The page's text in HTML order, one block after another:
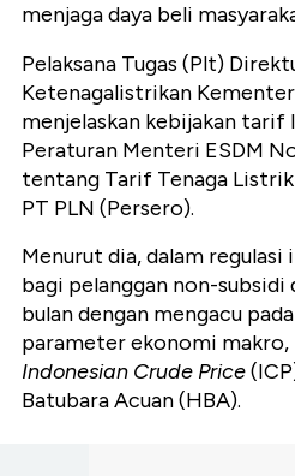
menjaga daya beli
Pelaksana Tugas (Plt)
Ketenagalistrikan
menjelaskan kebijakan tarif
Peraturan Menteri ESDM
tentang Tarif Tenaga
PT PLN (Persero).
Menurut dia, dalam
bagi pelanggan non-
bulan dengan mengacu
parameter ekonomi
Indonesian Crude Price
Batubara Acuan (HBA).